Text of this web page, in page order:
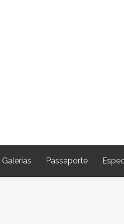
Galerias Passaporte